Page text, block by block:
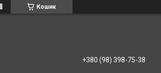
Кошик
+380 (98) 398-75-38